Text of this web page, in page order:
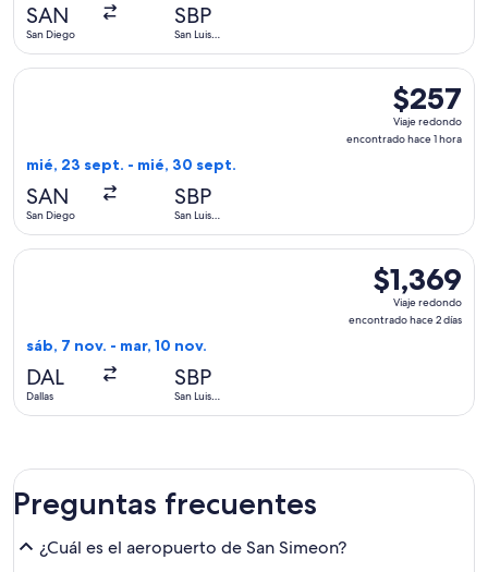
SAN
San Diego
SBP
San Luis
$257
Viaje
redondo,
$257
Viaje redondo
encontrado hace 1 hora
mié, 23 sept. - mié, 30 sept.
SAN
San Diego
SBP
San Luis
Seleccionar vuelo de American Airlines, con salida el mié,
$1,369
Viaje
redondo,
$1,369
Viaje redondo
encontrado hace 2 días
sáb, 7 nov. - mar, 10 nov.
DAL
Dallas
SBP
San Luis
Seleccionar vuelo de Delta, con salida el sáb, 7 nov. desde
Preguntas frecuentes
¿Cuál es el aeropuerto de San Simeon?